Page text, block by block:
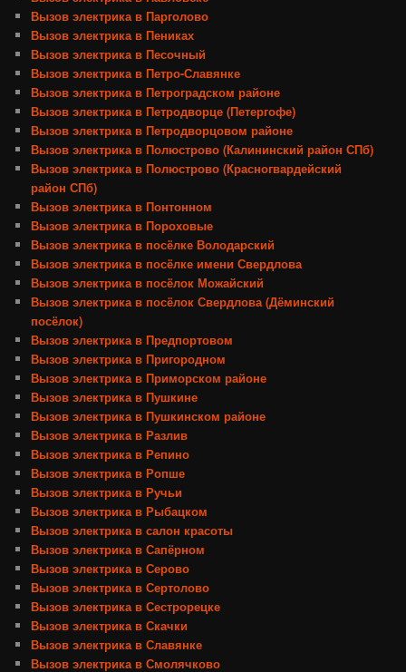
Вызов электрика в Парголово
Вызов электрика в Пениках
Вызов электрика в Песочный
Вызов электрика в Петро-Славянке
Вызов электрика в Петроградском районе
Вызов электрика в Петродворце (Петергофе)
Вызов электрика в Петродворцовом районе
Вызов электрика в Полюстрово (Калининский район СПб)
Вызов электрика в Полюстрово (Красногвардейский
район СПб)
Вызов электрика в Понтонном
Вызов электрика в Пороховые
Вызов электрика в посёлке Володарский
Вызов электрика в посёлке имени Свердлова
Вызов электрика в посёлок Можайский
Вызов электрика в посёлок Свердлова (Дёминский
посёлок)
Вызов электрика в Предпортовом
Вызов электрика в Пригородном
Вызов электрика в Приморском районе
Вызов электрика в Пушкине
Вызов электрика в Пушкинском районе
Вызов электрика в Разлив
Вызов электрика в Репино
Вызов электрика в Ропше
Вызов электрика в Ручьи
Вызов электрика в Рыбацком
Вызов электрика в салон красоты
Вызов электрика в Сапёрном
Вызов электрика в Серово
Вызов электрика в Сертолово
Вызов электрика в Сестрорецке
Вызов электрика в Скачки
Вызов электрика в Славянке
Вызов электрика в Смолячково